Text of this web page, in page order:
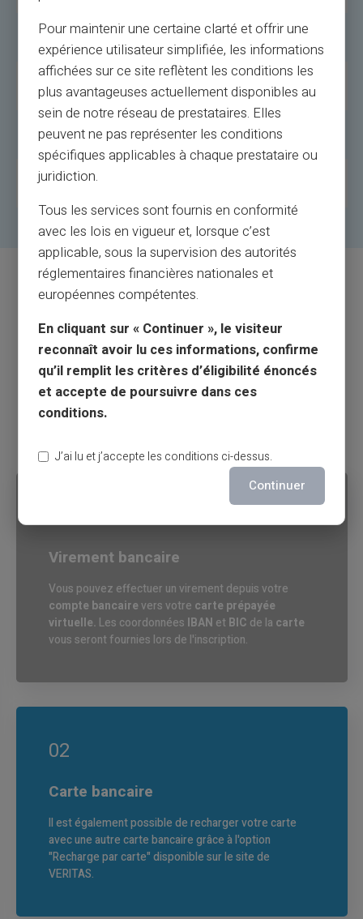
Complet
Carte, RIB, services tout-en-un, sans
engagement.
Services
Additionnels
Trading, prêts, économies, assurance.
Flexibilité
Rechargement via divers moyens, dont
espèces et virement.
Sécurité et
Comment recharger sa carte
prépayée virtuelle
VERITAS Mastercard® ?
Pourajouter des fonds à votre carte prépayée
Virement bancaire
Vous pouvez effectuer un virement depuis votre
compte bancaire vers votre carte prépayée
virtuelle. Les coordonnées IBAN et BIC de la carte
vous seront fournies lors de l'inscription.
02
Carte bancaire
Il est également possible de recharger votre carte
avec une autre carte bancaire grâce à l'option
"Recharge par carte" disponible sur le site de
VERITAS.
Pour maintenir une certaine clarté et offrir une
expérience utilisateur simplifiée, les informations
affichées sur ce site reflètent les conditions les
plus avantageuses actuellement disponibles au
sein de notre réseau de prestataires. Elles
peuvent ne pas représenter les conditions
spécifiques applicables à chaque prestataire ou
juridiction.
Tous les services sont fournis en conformité
avec les lois en vigueur et, lorsque c’est
applicable, sous la supervision des autorités
réglementaires financières nationales et
européennes compétentes.
En cliquant sur « Continuer », le visiteur
reconnaît avoir lu ces informations, confirme
qu’il remplit les critères d’éligibilité énoncés
et accepte de poursuivre dans ces
conditions.
J’ai lu et j’accepte les conditions ci-dessus.
Continuer